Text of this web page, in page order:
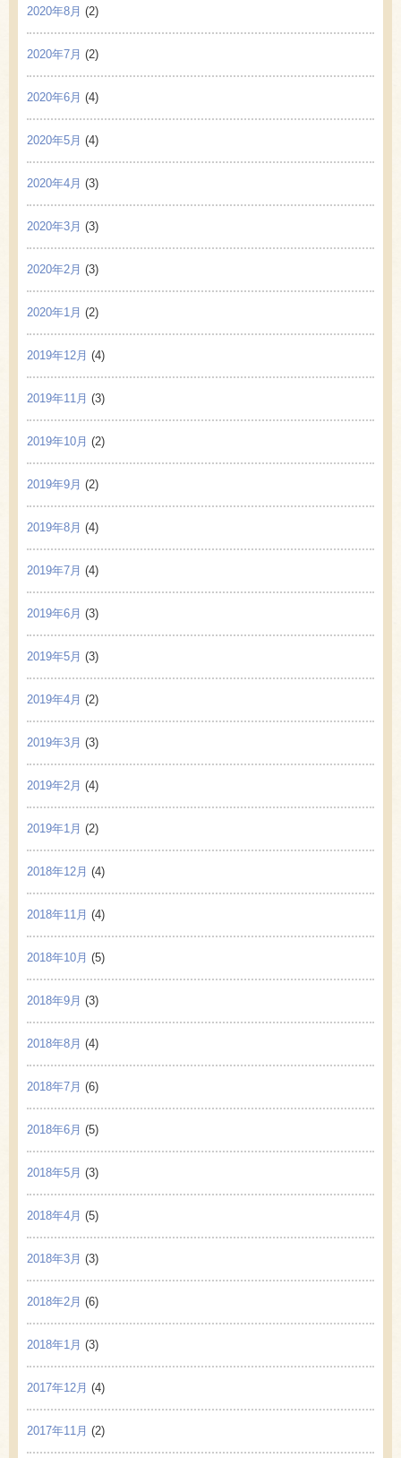
2020年8月 (2)
2020年7月 (2)
2020年6月 (4)
2020年5月 (4)
2020年4月 (3)
2020年3月 (3)
2020年2月 (3)
2020年1月 (2)
2019年12月 (4)
2019年11月 (3)
2019年10月 (2)
2019年9月 (2)
2019年8月 (4)
2019年7月 (4)
2019年6月 (3)
2019年5月 (3)
2019年4月 (2)
2019年3月 (3)
2019年2月 (4)
2019年1月 (2)
2018年12月 (4)
2018年11月 (4)
2018年10月 (5)
2018年9月 (3)
2018年8月 (4)
2018年7月 (6)
2018年6月 (5)
2018年5月 (3)
2018年4月 (5)
2018年3月 (3)
2018年2月 (6)
2018年1月 (3)
2017年12月 (4)
2017年11月 (2)